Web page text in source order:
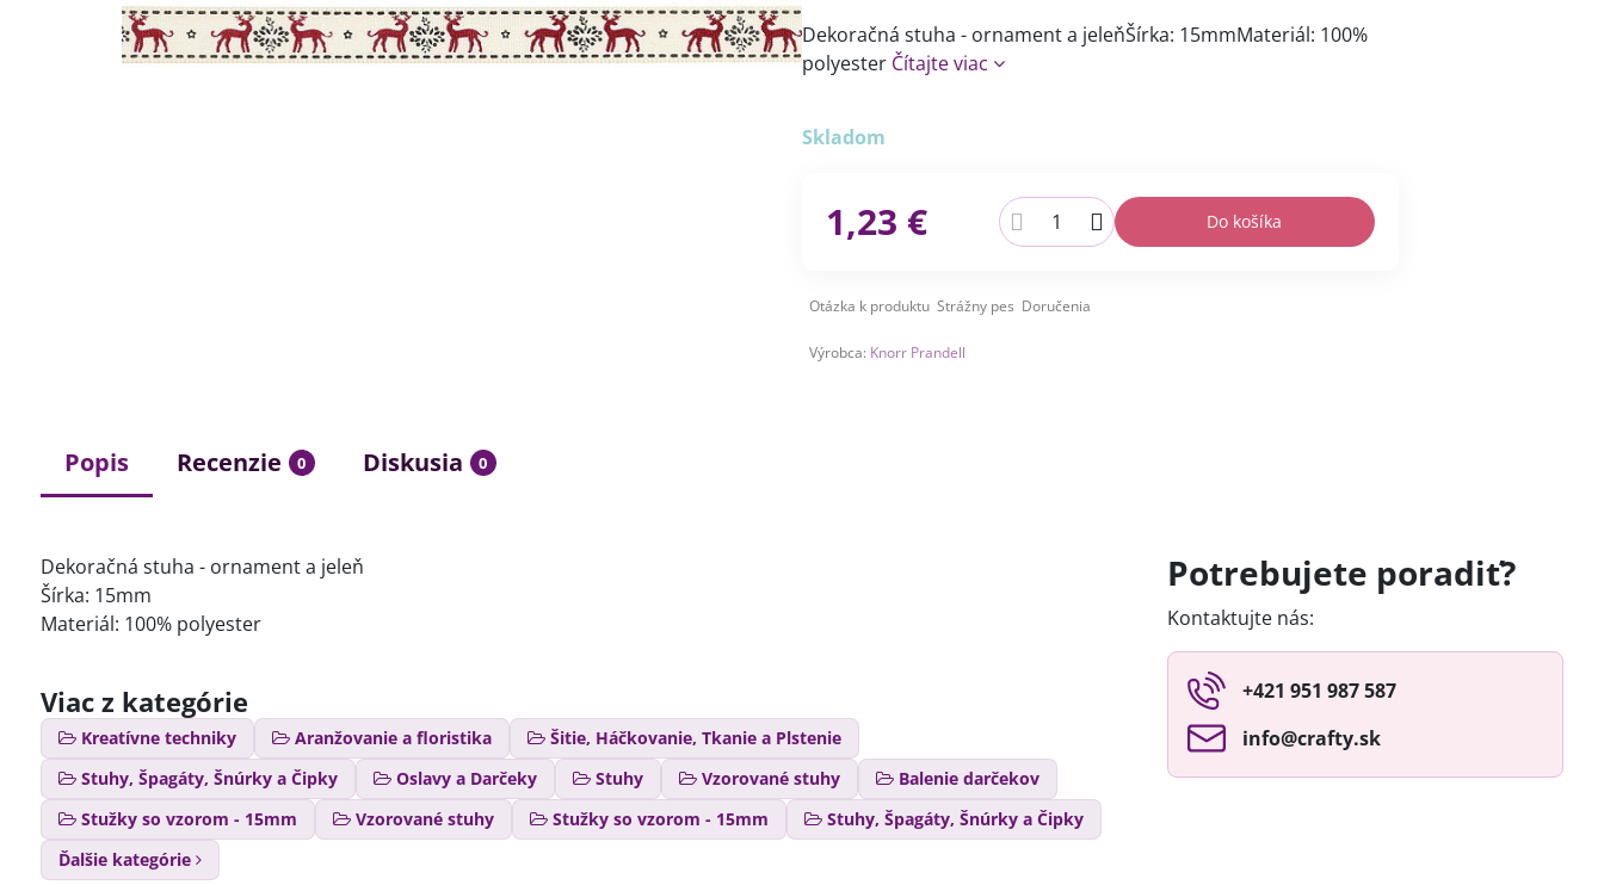
Dekoračná stuha - ornament a jeleňŠírka: 15mmMateriál: 100%
polyester Čítajte viac
Skladom
1,23 € Do košíka
Otázka k produktu Strážny pes Doručenia
Výrobca: Knorr Prandell
Popis Recenzie 0 Diskusia 0
Dekoračná stuha - ornament a jeleň
Šírka: 15mm
Materiál: 100% polyester
Viac z kategórie
Kreatívne techniky Aranžovanie a floristika
Šitie, Háčkovanie, Tkanie a Plstenie
Stuhy, Špagáty, Šnúrky a Čipky
Oslavy a Darčeky Stuhy Vzorované stuhy
Balenie darčekov
Stužky so vzorom - 15mm
Vzorované stuhy Stužky so vzorom - 15mm
Stuhy, Špagáty, Šnúrky a Čipky
Ďalšie kategórie
Potrebujete poradiť?
Kontaktujte nás:
+421 951 987 587
info​@crafty​.sk